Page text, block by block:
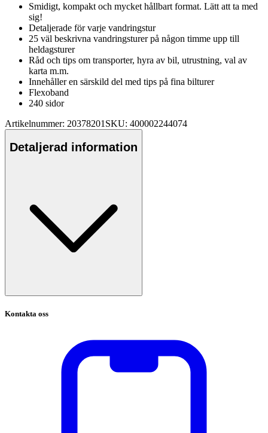
Smidigt, kompakt och mycket hållbart format. Lätt att ta med
sig!
Detaljerade för varje vandringstur
25 väl beskrivna vandringsturer på någon timme upp till
heldagsturer
Råd och tips om transporter, hyra av bil, utrustning, val av
karta m.m.
Innehåller en särskild del med tips på fina bilturer
Flexoband
240 sidor
Artikelnummer: 20378201 SKU: 400002244074
Detaljerad information
Kontakta oss